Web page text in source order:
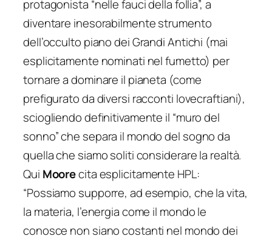
protagonista “nelle fauci della follia”, a
diventare inesorabilmente strumento
dell’occulto piano dei Grandi Antichi (mai
esplicitamente nominati nel fumetto) per
tornare a dominare il pianeta (come
prefigurato da diversi racconti lovecraftiani),
sciogliendo definitivamente il “muro del
sonno” che separa il mondo del sogno da
quella che siamo soliti considerare la realtà.
Qui Moorecita esplicitamente HPL:
“Possiamo supporre, ad esempio, che la vita,
la materia, l’energia come il mondo le
conosce non siano costanti nel mondo dei